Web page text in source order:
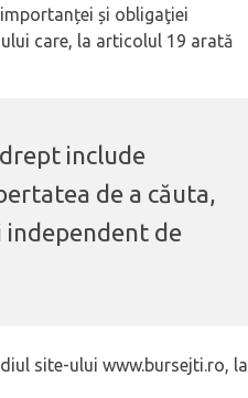
și obligaţiei
care, la articolul 19 arată
include
de a căuta,
independent de
site-ului www.bursejti.ro, la